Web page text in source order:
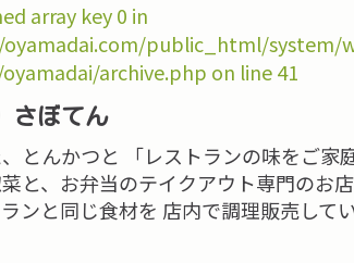
array key 0 in
oyamadai.com/public_html/system/
archive.php on line41
さぼてん
とんかつと 「レストランの味をご家
と、お弁当のテイクアウト専門のお
ンと同じ食材を 店内で調理販売して